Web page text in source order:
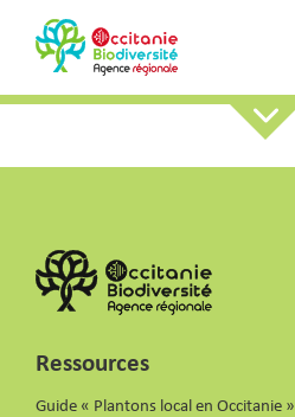
Ressources
Guide « Plantons local en Occitanie »